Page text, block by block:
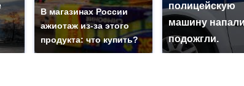
В магазинах России
ажиотаж из-за этого
продукта: что купить?
полицейскую
машину
подожгли.